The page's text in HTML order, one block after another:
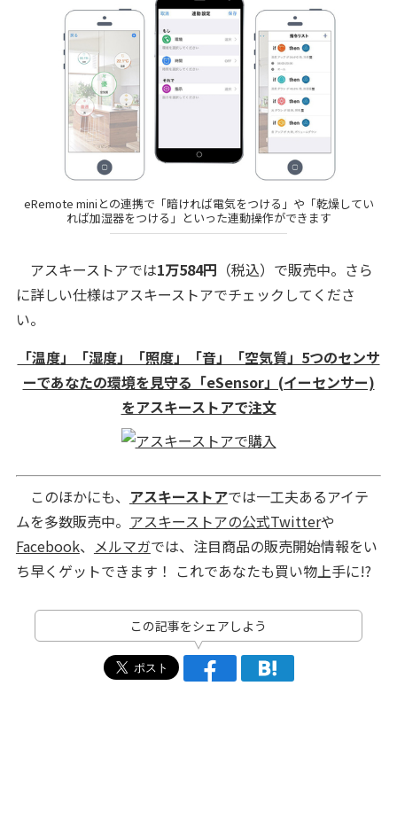
eRemote miniとの連携で「暗ければ電気をつける」や「乾燥してい
れば加湿器をつける」といった連動操作ができます
アスキーストアでは1万584円 （税込）で販売中。さら
に詳しい仕様はアスキーストアでチェックしてくださ
い。
「温度」「湿度」「照度」「音」「空気質」5つのセンサ
ーであなたの環境を見守る「eSensor」(イーセンサー)
をアスキーストアで注文
このほかにも、 アスキーストアでは一工夫あるアイテ
ムを多数販売中。 アスキーストアの公式Twitterや
Facebook、 メルマガでは、注目商品の販売開始情報をい
ち早くゲットできます！ これであなたも買い物上手に!?
この記事をシェアしよう